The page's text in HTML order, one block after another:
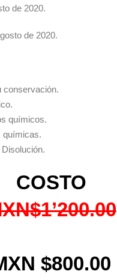
de 2020.
de 2020.
conservación.
químicos.
químicas.
COSTO
$800.00